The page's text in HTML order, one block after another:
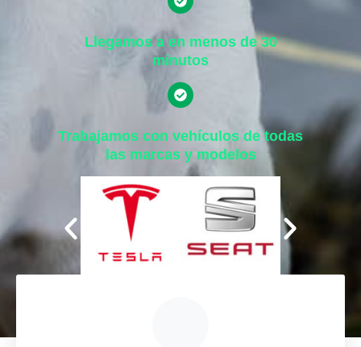
Llegamos a en menos de 30
minutos
Trabajamos con vehículos de todas
las marcas y modelos